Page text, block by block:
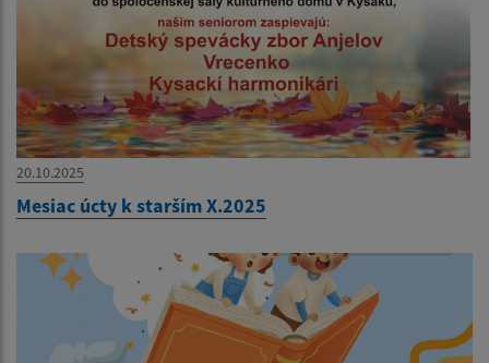
20.10.2025
Mesiac úcty k starším X.2025